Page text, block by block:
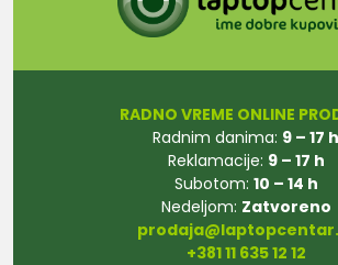
RADNO VREME ONLINE
Radnim danima: 9 – 17 h
Reklamacije: 9 – 17 h
Subotom: 10 – 14 h
Nedeljom: Zatvoreno
+381 11 635 12 12